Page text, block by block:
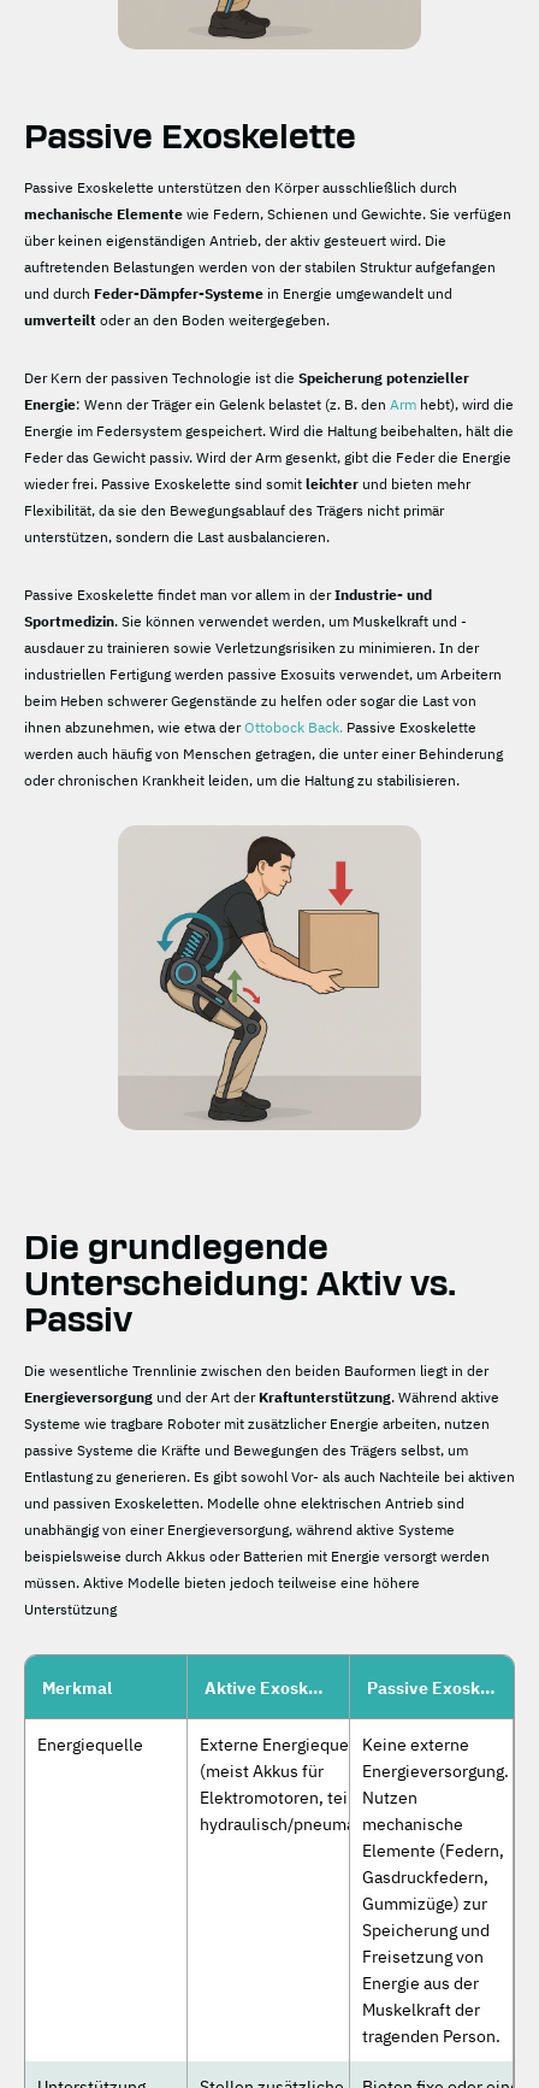
Passive Exoskelette
Passive Exoskelette unterstützen den Körper ausschließlich durch
mechanische Elemente wie Federn, Schienen und Gewichte. Sie verfügen
über keinen eigenständigen Antrieb, der aktiv gesteuert wird. Die
auftretenden Belastungen werden von der stabilen Struktur aufgefangen
und durch Feder-Dämpfer-Systeme in Energie umgewandelt und
umverteilt oder an den Boden weitergegeben.
Der Kern der passiven Technologie ist die Speicherung potenzieller
Energie: Wenn der Träger ein Gelenk belastet (z. B. den Arm hebt), wird die
Energie im Federsystem gespeichert. Wird die Haltung beibehalten, hält die
Feder das Gewicht passiv. Wird der Arm gesenkt, gibt die Feder die Energie
wieder frei. Passive Exoskelette sind somit leichter und bieten mehr
Flexibilität, da sie den Bewegungsablauf des Trägers nicht primär
unterstützen, sondern die Last ausbalancieren.
Passive Exoskelette findet man vor allem in derIndustrie- und
Sportmedizin. Sie können verwendet werden, um Muskelkraft und -
ausdauer zu trainieren sowie Verletzungsrisiken zu minimieren. In der
industriellen Fertigung werden passive Exosuits verwendet, um Arbeitern
beim Heben schwerer Gegenstände zu helfen oder sogar die Last von
ihnen abzunehmen, wie etwa derOttobock Back. Passive Exoskelette
werden auch häufig von Menschen getragen, die unter einer Behinderung
oder chronischen Krankheit leiden, um die Haltung zu stabilisieren.
Die grundlegende
Unterscheidung: Aktiv vs.
Passiv
Die wesentliche Trennlinie zwischen den beiden Bauformen liegt in der
Energieversorgung und der Art der Kraftunterstützung. Während aktive
Systeme wie tragbare Roboter mit zusätzlicher Energie arbeiten, nutzen
passive Systeme die Kräfte und Bewegungen des Trägers selbst, um
Entlastung zu generieren. Es gibt sowohl Vor- als auch Nachteile bei aktiven
und passiven Exoskeletten. Modelle ohne elektrischen Antrieb sind
unabhängig von einer Energieversorgung, während aktive Systeme
beispielsweise durch Akkus oder Batterien mit Energie versorgt werden
müssen. Aktive Modelle bieten jedoch teilweise eine höhere
Unterstützung
Merkmal Aktive Exoskelette Passive Exoskelette
Energiequelle
Externe Energiequelle
(meist Akkus für
Elektromotoren, teils
hydraulisch/pneumatisch)
Keine externe
Energieversorgung.
Nutzen
mechanische
Elemente (Federn,
Gasdruckfedern,
Gummizüge) zur
Speicherung und
Freisetzung von
Energie aus der
Muskelkraft der
tragenden Person.